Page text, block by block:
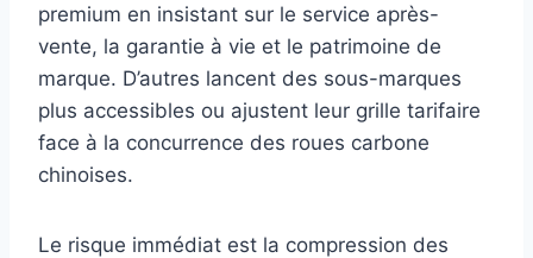
premium en insistant sur le service après-
vente, la garantie à vie et le patrimoine de
marque. D’autres lancent des sous-marques
plus accessibles ou ajustent leur grille tarifaire
face à la concurrence des roues carbone
chinoises.
Le risque immédiat est la compression des